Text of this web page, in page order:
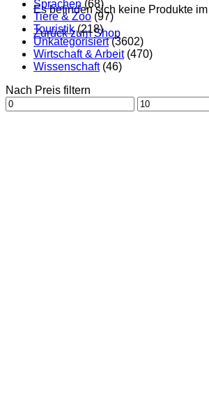
Es befinden sich keine Produkte
Zurück zum Shop
Sprachen (68)
Tiere & Zoo (97)
Touristik (218)
Unkategorisiert (3602)
Wirtschaft & Arbeit (470)
Wissenschaft (46)
Nach Preis filtern
Min.
Preis
Max.
Preis